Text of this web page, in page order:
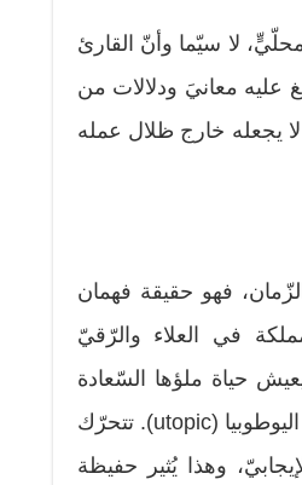
لا سيّما وأنّ القارئ
عليه معانيَ ودلالات من
لا يجعله خارج ظلال عمله
فهو حقيقة فهمان
في العلاء والرّقيّ
حياة ملؤها السّعادة
والأمان، فهي أشبه بملكة فاضلة أفلاطونيّة تطمح للمثاليّة أو اليوطوبيا (utopic). تتحرّك
وهذا يُثير حفيظة